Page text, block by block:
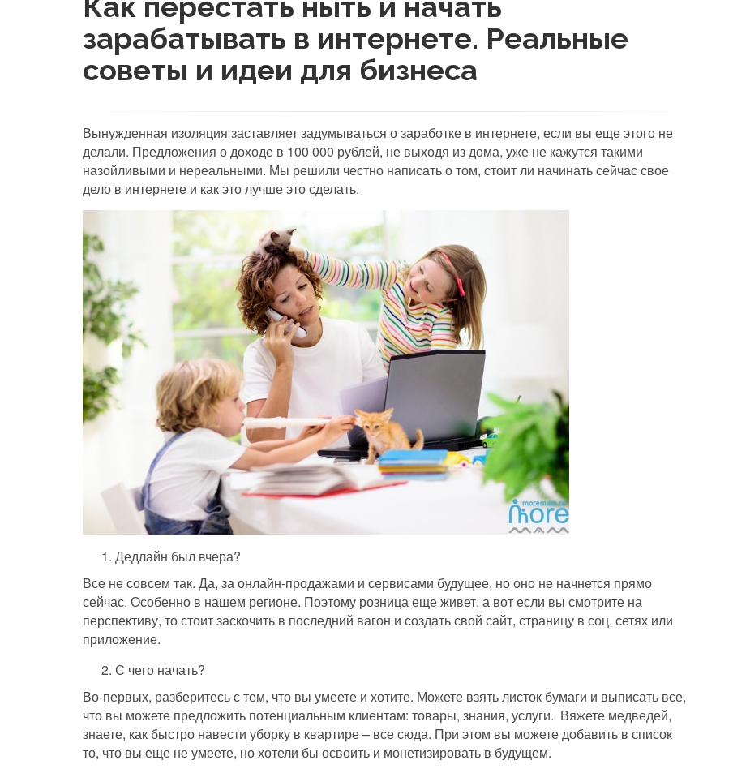
зарабатывать в интернете. Реальные
советы и идеи для бизнеса
Вынужденная изоляция заставляет задумываться о заработке в интернете, если вы еще этого не
делали. Предложения о доходе в 100 000 рублей, не выходя из дома, уже не кажутся такими
назойливыми и нереальными. Мы решили честно написать о том, стоит ли начинать сейчас свое
дело в интернете и как это лучше это сделать.
Дедлайн был вчера?
Все не совсем так. Да, за онлайн-продажами и сервисами будущее, но оно не начнется прямо
сейчас. Особенно в нашем регионе. Поэтому розница еще живет, а вот если вы смотрите на
перспективу, то стоит заскочить в последний вагон и создать свой сайт, страницу в соц. сетях или
приложение.
С чего начать?
Во-первых, разберитесь с тем, что вы умеете и хотите. Можете взять листок бумаги и выписать все,
что вы можете предложить потенциальным клиентам: товары, знания, услуги. Вяжете медведей,
знаете, как быстро навести уборку в квартире – все сюда. При этом вы можете добавить в список
то, что вы еще не умеете, но хотели бы освоить и монетизировать в будущем.